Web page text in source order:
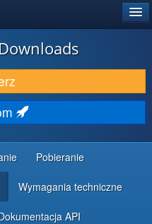
Pobieranie
Wymagania techniczne
API